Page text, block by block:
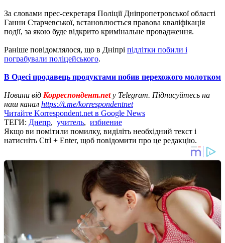
За словами прес-секретаря Поліції Дніпропетровської області
Ганни Старчевської, встановлюється правова кваліфікація
події, за якою буде відкрито кримінальне провадження.
Раніше повідомлялося, що в Дніпрі підлітки побили і
пограбували поліцейського.
В Одесі продавець продуктами побив перехожого молотком
Новини від Корреспондент.netу Telegram. Підписуйтесь на
наш канал https://t.me/korrespondentnet
Читайте Korrespondent.net в Google News
ТЕГИ: Днепр, учитель, избиение
Якщо ви помітили помилку, виділіть необхідний текст і
натисніть Ctrl + Enter, щоб повідомити про це редакцію.